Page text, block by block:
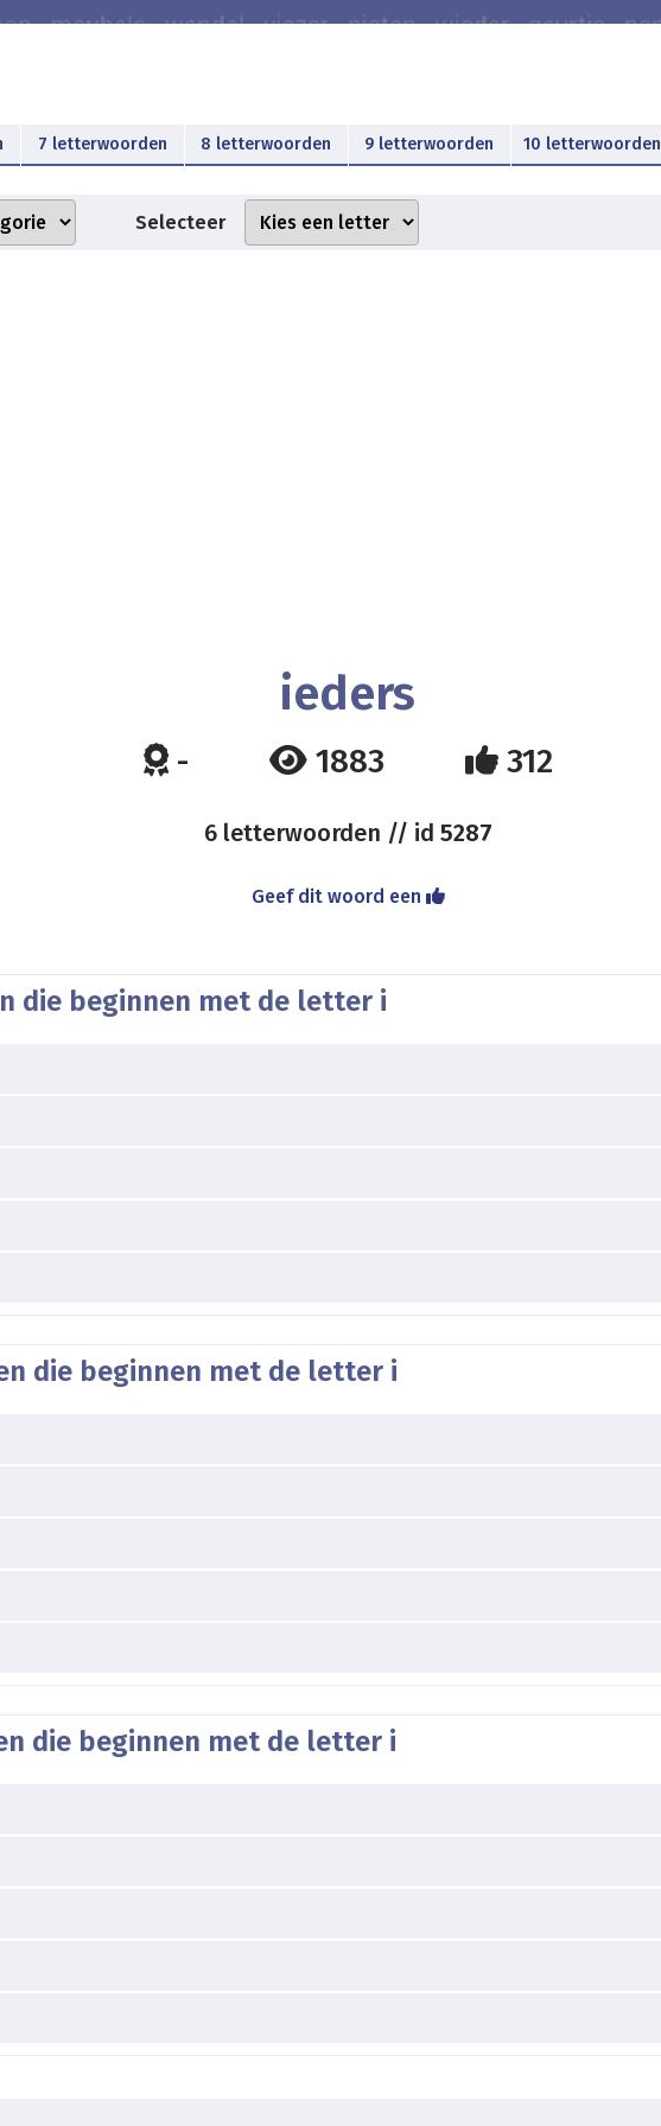
7 letterwoorden 8 letterwoorden 9 letterwoorden 10 letterwoorden
Selecteer
ieders
- 1883 312
6 letterwoorden // id 5287
Geef dit woord een
die beginnen met de letter i
die beginnen met de letter i
die beginnen met de letter i